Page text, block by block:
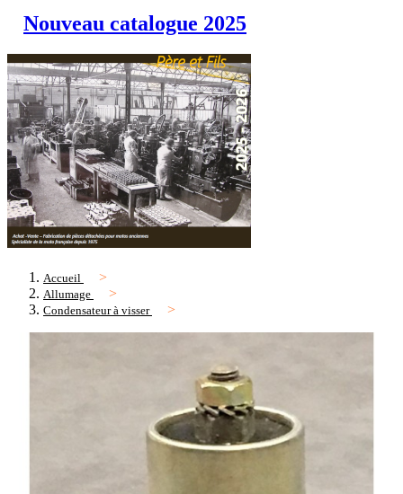
Nouveau catalogue 2025
Accueil
Allumage
Condensateur à visser